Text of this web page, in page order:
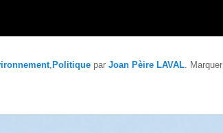
, Politique par Joan Pèire LAVAL. Marquer